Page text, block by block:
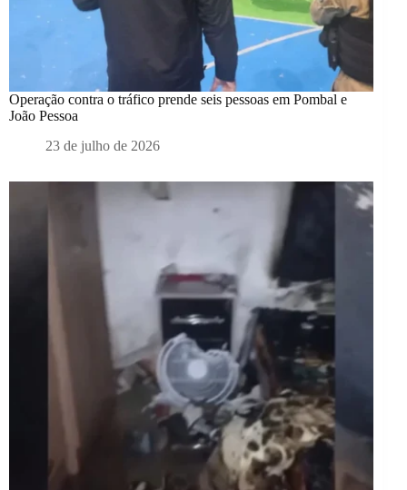
Operação contra o tráfico prende seis pessoas em Pombal e
João Pessoa
23 de julho de 2026